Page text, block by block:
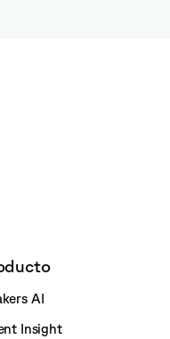
AI
Insight